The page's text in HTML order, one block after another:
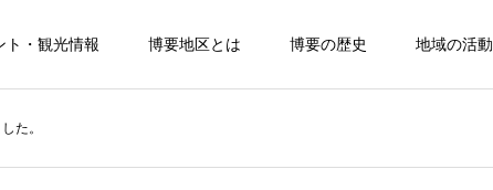
ト・観光情報 博要地区とは 博要の歴史 地域の活動
た。